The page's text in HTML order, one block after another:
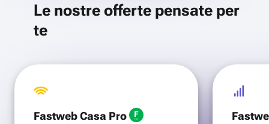
Le nostre offerte pensate per
te
Fastweb Casa Pro